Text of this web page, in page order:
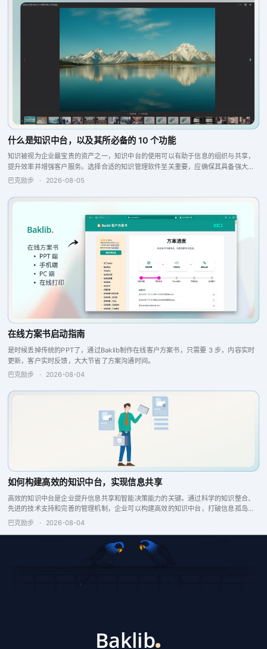
什么是知识中台，以及其所必备的 10 个功能
知识被视为企业最宝贵的资产之一，知识中台的使用可以有助于信息的组织与共享，
提升效率并增强客户服务。选择合适的知识管理软件至关重要，应确保其具备强大的
搜索引擎、问答引擎以及报告分析和反馈功能，这些特点将提升团队的协作与生产
巴克励步 · 2026-08-05
在线方案书启动指南
是时候丢掉传统的PPT了，通过Baklib制作在线客户方案书，只需要 3 步，内容实时
更新，客户实时反馈，大大节省了方案沟通时间。
巴克励步 · 2026-08-04
如何构建高效的知识中台，实现信息共享
高效的知识中台是企业提升信息共享和智能决策能力的关键。通过科学的知识整合、
先进的技术支持和完善的管理机制，企业可以构建高效的知识中台，打破信息孤岛，
增强企业竞争力。
巴克励步 · 2026-08-04